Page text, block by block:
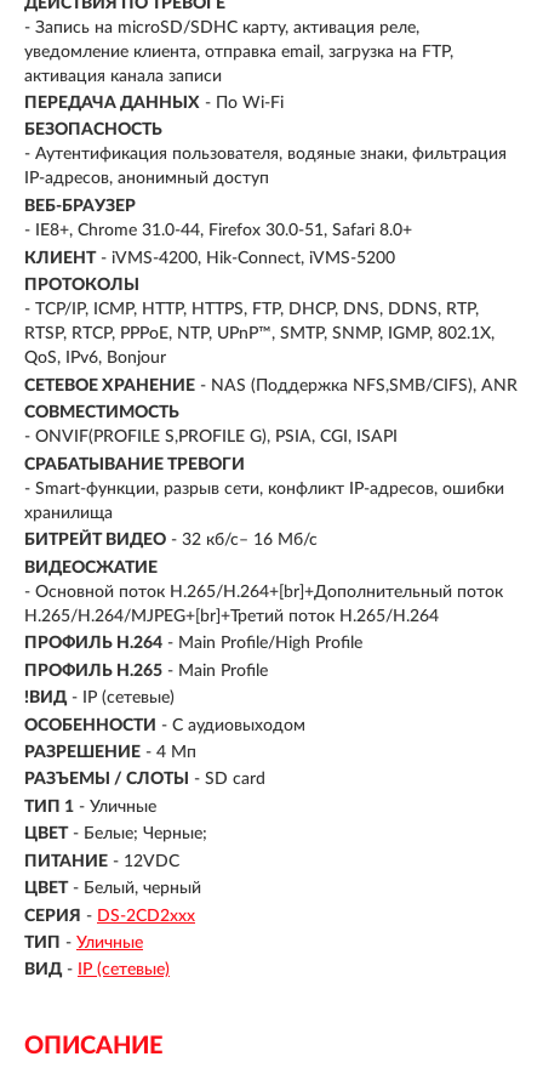
- Запись на microSD/SDHC карту, активация реле,
уведомление клиента, отправка email, загрузка на FTP,
активация канала записи
ПЕРЕДАЧА ДАННЫХ - По Wi-Fi
БЕЗОПАСНОСТЬ
- Аутентификация пользователя, водяные знаки, фильтрация
IP-адресов, анонимный доступ
ВЕБ-БРАУЗЕР
- IE8+, Chrome 31.0-44, Firefox 30.0-51, Safari 8.0+
КЛИЕНТ - iVMS-4200, Hik-Connect, iVMS-5200
ПРОТОКОЛЫ
- TCP/IP, ICMP, HTTP, HTTPS, FTP, DHCP, DNS, DDNS, RTP,
RTSP, RTCP, PPPoE, NTP, UPnP™, SMTP, SNMP, IGMP, 802.1X,
QoS, IPv6, Bonjour
СЕТЕВОЕ ХРАНЕНИЕ - NAS (Поддержка NFS,SMB/CIFS), ANR
СОВМЕСТИМОСТЬ
- ONVIF(PROFILE S,PROFILE G), PSIA, CGI, ISAPI
СРАБАТЫВАНИЕ ТРЕВОГИ
- Smart-функции, разрыв сети, конфликт IP-адресов, ошибки
хранилища
БИТРЕЙТ ВИДЕО - 32 кб/с– 16 Мб/с
ВИДЕОСЖАТИЕ
- Основной поток H.265/H.264+[br]+Дополнительный поток
H.265/H.264/MJPEG+[br]+Третий поток H.265/H.264
ПРОФИЛЬ H.264 - Main Profile/High Profile
ПРОФИЛЬ H.265 - Main Profile
!ВИД - IP (сетевые)
ОСОБЕННОСТИ - С аудиовыходом
РАЗРЕШЕНИЕ - 4 Мп
РАЗЪЕМЫ / СЛОТЫ
- SD card
ТИП 1 - Уличные
ЦВЕТ - Белые; Черные;
ПИТАНИЕ - 12VDC
ЦВЕТ - Белый, черный
СЕРИЯ - DS-2CD2xxx
ТИП - Уличные
ВИД - IP (сетевые)
ОПИСАНИЕ